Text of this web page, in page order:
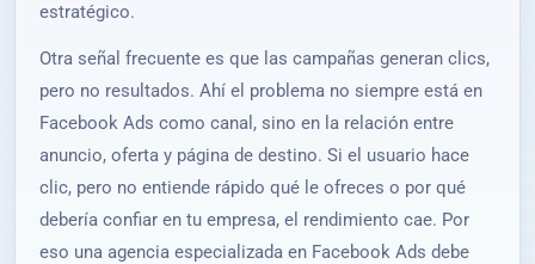
estratégico.
Otra señal frecuente es que las campañas generan clics,
pero no resultados. Ahí el problema no siempre está en
Facebook Ads como canal, sino en la relación entre
anuncio, oferta y página de destino. Si el usuario hace
clic, pero no entiende rápido qué le ofreces o por qué
debería confiar en tu empresa, el rendimiento cae. Por
eso una agencia especializada en Facebook Ads debe